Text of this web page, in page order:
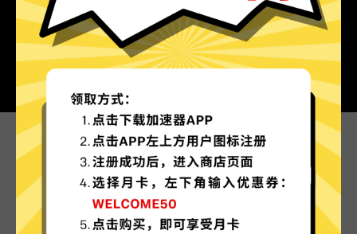
为什么选择暴雪游戏加速器?
更多服务器地区选择
暴雪游戏加速器现已拥有超多加速服务器节点，并